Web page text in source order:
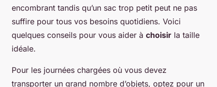
encombrant tandis qu’un sac trop petit peut ne pas
suffire pour tous vos besoins quotidiens. Voici
quelques conseils pour vous aider à choisir la taille
idéale.
Pour les journées chargées où vous devez
transporter un grand nombre d’objets, optez pour un